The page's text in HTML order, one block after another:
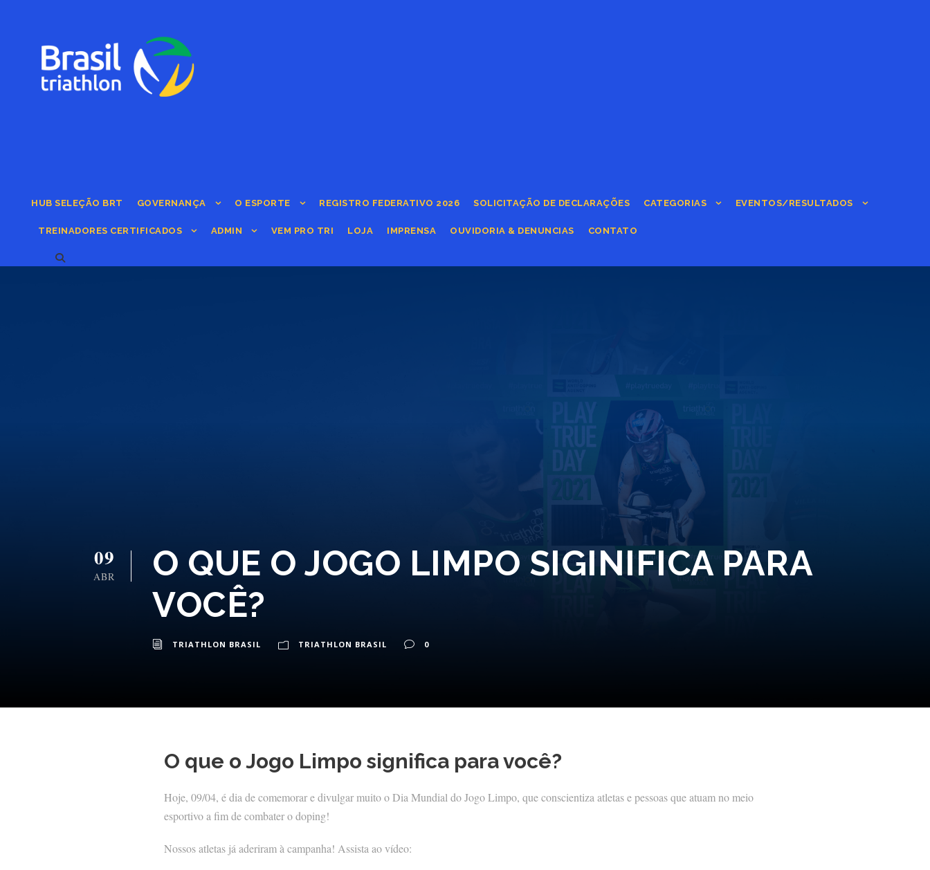
HUB SELEÇÃO BRT GOVERNANÇA O ESPORTE REGISTRO FEDERATIVO 2026 SOLICITAÇÃO DE DECLARAÇÕES CATEGORIAS EVENTOS/RESULTADOS
TREINADORES CERTIFICADOS ADMIN VEM PRO TRI LOJA IMPRENSA OUVIDORIA & DENUNCIAS CONTATO
09
ABR
O QUE O JOGO LIMPO SIGINIFICA PARA
VOCÊ?
TRIATHLON BRASIL TRIATHLON BRASIL 0
O que o Jogo Limpo significa para você?
Hoje, 09/04, é dia de comemorar e divulgar muito o Dia Mundial do Jogo Limpo, que conscientiza atletas e pessoas que atuam no meio
esportivo a fim de combater o doping!
Nossos atletas já aderiram à campanha! Assista ao vídeo: